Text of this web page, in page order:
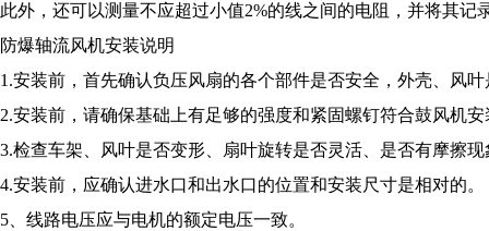
此外，还可以测量不应超过小值2%的线之间的电阻，并将其记
防爆轴流风机安装说明
1.安装前，首先确认负压风扇的各个部件是否安全，外壳、风
2.安装前，请确保基础上有足够的强度和紧固螺钉符合鼓风机
3.检查车架、风叶是否变形、扇叶旋转是否灵活、是否有摩擦
4.安装前，应确认进水口和出水口的位置和安装尺寸是相对的。
5、线路电压应与电机的额定电压一致。